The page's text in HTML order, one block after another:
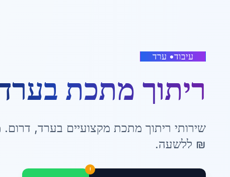
עיבוד• ערד
ריתוך מתכת ב
שירותי ריתוך מתכת מקצועיים בערד, דרום.
₪ ללשעה.
!